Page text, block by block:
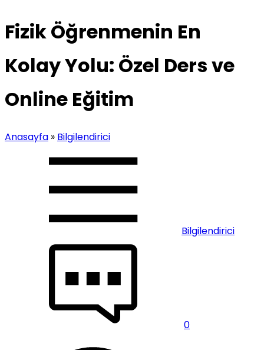
Fizik Öğrenmenin En
Kolay Yolu: Özel Ders ve
Online Eğitim
Anasayfa » Bilgilendirici
Bilgilendirici
0